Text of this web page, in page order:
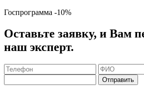
Госпрограмма -10%
Оставьте заявку, и Вам
наш эксперт.
Отправить